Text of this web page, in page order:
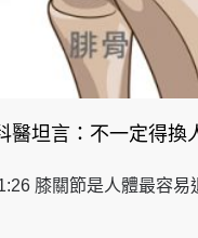
醫坦言：不一定得換
膝關節是人體最容